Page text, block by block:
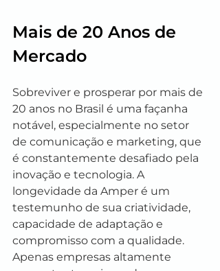
Mais de 20 Anos de
Mercado
Sobreviver e prosperar por mais de
20 anos no Brasil é uma façanha
notável, especialmente no setor
de comunicação e marketing, que
é constantemente desafiado pela
inovação e tecnologia. A
longevidade da Amper é um
testemunho de sua criatividade,
capacidade de adaptação e
compromisso com a qualidade.
Apenas empresas altamente